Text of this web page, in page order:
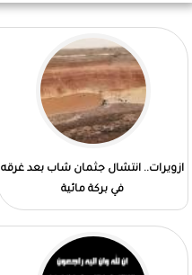
ازويرات.. انتشال جثمان شاب بعد غرقه
في بركة مائية